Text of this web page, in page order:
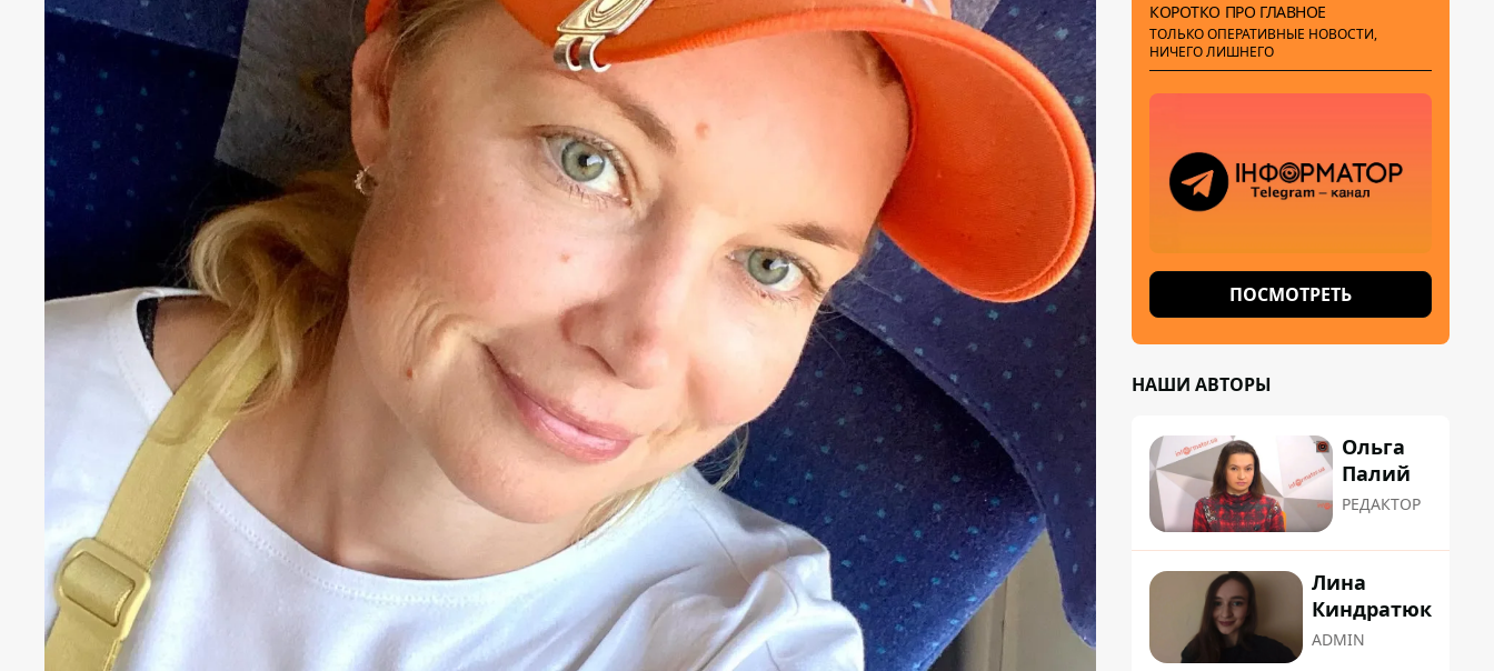
КОРОТКО ПРО ГЛАВНОЕ
ТОЛЬКО ОПЕРАТИВНЫЕ НОВОСТИ,
НИЧЕГО ЛИШНЕГО
ПОСМОТРЕТЬ
НАШИ АВТОРЫ
Ольга
Палий
РЕДАКТОР
Лина
Киндратюк
ADMIN